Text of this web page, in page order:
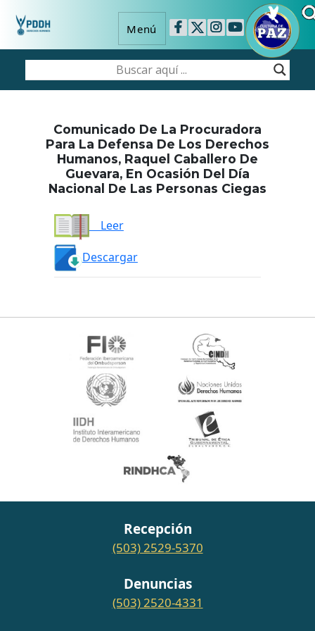
Menú
Comunicado De La Procuradora
Para La Defensa De Los Derechos
Humanos, Raquel Caballero De
Guevara, En Ocasión Del Día
Nacional De Las Personas Ciegas
Leer
Descargar
Recepción
(503) 2529-5370
Denuncias
(503) 2520-4331